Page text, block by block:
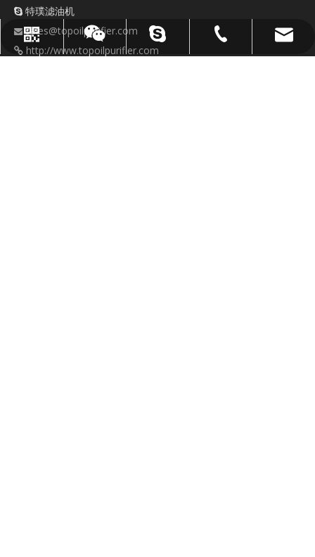
WhatsApp
微信
顶级油净化器
023-88901306
sales@topoilpurifier.com
 特璞滤油机
 sales@topoilpurifier.com
 http://www.topoilpurifier.com